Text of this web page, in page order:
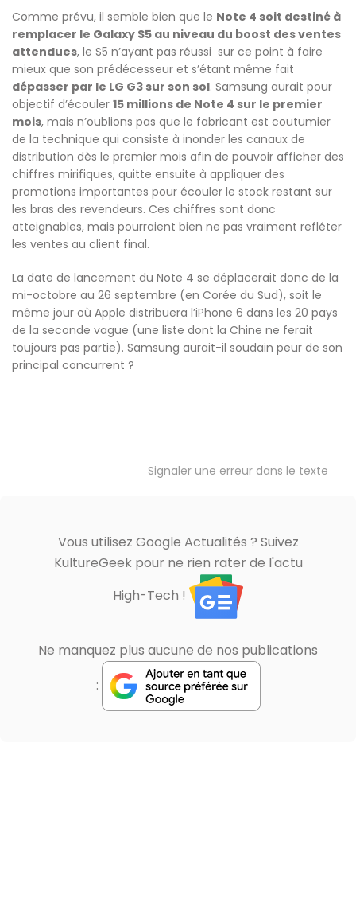
Comme prévu, il semble bien que le Note 4 soit destiné à
remplacer le Galaxy S5 au niveau du boost des ventes
attendues, le S5 n’ayant pas réussi sur ce point à faire
mieux que son prédécesseur et s’étant même fait
dépasser par le LG G3 sur son sol. Samsung aurait pour
objectif d’écouler 15 millions de Note 4 sur le premier
mois, mais n’oublions pas que le fabricant est coutumier
de la technique qui consiste à inonder les canaux de
distribution dès le premier mois afin de pouvoir afficher des
chiffres mirifiques, quitte ensuite à appliquer des
promotions importantes pour écouler le stock restant sur
les bras des revendeurs. Ces chiffres sont donc
atteignables, mais pourraient bien ne pas vraiment refléter
les ventes au client final.
La date de lancement du Note 4 se déplacerait donc de la
mi-octobre au 26 septembre (en Corée du Sud), soit le
même jour où Apple distribuera l’iPhone 6 dans les 20 pays
de la seconde vague (une liste dont la Chine ne ferait
toujours pas partie). Samsung aurait-il soudain peur de son
principal concurrent ?
Signaler une erreur dans le texte
Vous utilisez Google Actualités ? Suivez
KultureGeek pour ne rien rater de l'actu
High-Tech !
Ne manquez plus aucune de nos publications
: